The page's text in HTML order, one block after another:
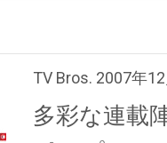
TV Bros. 2007年
多彩な連載